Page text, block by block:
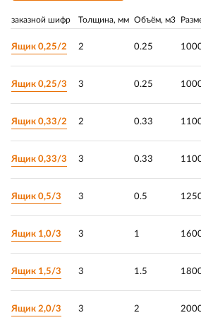
заказной шифр Толщина, мм Объём, м3
Ящик 0,25/2 2 0.25
Ящик 0,25/3 3 0.25
Ящик 0,33/2 2 0.33
Ящик 0,33/3 3 0.33
Ящик 0,5/3 3 0.5
Ящик 1,0/3 3 1
Ящик 1,5/3 3 1.5
Ящик 2,0/3 3 2